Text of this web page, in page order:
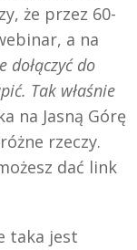
że przez 60-
a na
dołączyć do
Tak właśnie
na Jasną Górę
rzeczy.
dać link
taka jest